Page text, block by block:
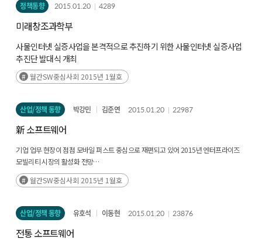
정책동향 2015.01.20 4289
미래창조과학부
사물인터넷 실증사업을 본격적으로 추진하기 위한 사물인터넷 실증사업
추진단 발대식 개최
추진단 운영을 위해 사물인터넷 실증센터가 설립되었으며, 관련 기관은
사물인터넷(IoT) 실증사업에 상호 협력한다는 양해각서를 맺을 예정
월간SW중심사회 2015년 1월호
산업/정책 동향 박강민 김준연 2015.01.20 22987
新 소프트웨어
기업 업무 현장이 점점 모바일 퍼스트 중심으로 재편되고 있어 2015년 엔터프라이즈
모빌리티 시장의 활성화 전망
스타트업, 분석, 오피스SW, CYOD 등이 2015년 엔터프라이즈 모빌리티 분야의 주요
트렌드가 될 전망
인텔, 시스코 등 글로벌 ICT 기업들, IoT 신제품 출시, 기술 표준 경쟁 등 IoT 시장 선점을
위한 노력을 강화
IoT 핵심 표준으로 oneM2M이 주도할 전망이나 다양한 기기간 인터페이스 부문의
월간SW중심사회 2015년 1월호
산업/정책 동향 유호석 이동현 2015.01.20 23876
전통 소프트웨어